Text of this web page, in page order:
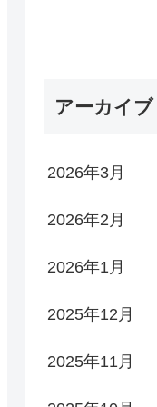
アーカイブ
2026年3月
2026年2月
2026年1月
2025年12月
2025年11月